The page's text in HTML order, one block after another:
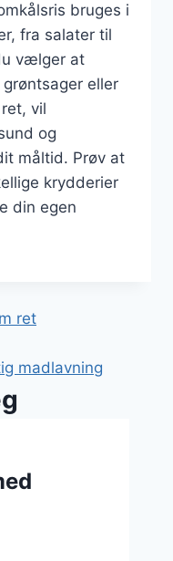
bruges i
fra salater til
vælger at
eller
vil
og
måltid. Prøv at
krydderier
din egen
ret
madlavning